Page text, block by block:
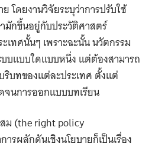
โดยงานวิจัยระบุว่าการปรับใช้
มักขึ้นอยู่กับประวัติศาสตร์
เทศนั้นๆ เพราะฉะนั้น นวัตกรรม
บแบบใดแบบหนึ่ง แต่ต้องสามารถ
ริบทของแต่ละประเทศ ตั้งแต่
นการออกแบบบทเรียน
ม (the right policy
ารผลักดันเชิงนโยบายก็เป็นเรื่อง